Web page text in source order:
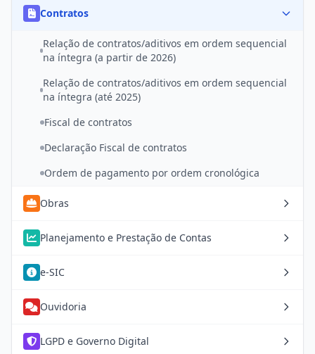
Contratos
Relação de contratos/aditivos em ordem sequencial
na íntegra (a partir de 2026)
Relação de contratos/aditivos em ordem sequencial
na íntegra (até 2025)
Fiscal de contratos
Declaração Fiscal de contratos
Ordem de pagamento por ordem cronológica
Obras
Planejamento e Prestação de Contas
e-SIC
Ouvidoria
LGPD e Governo Digital